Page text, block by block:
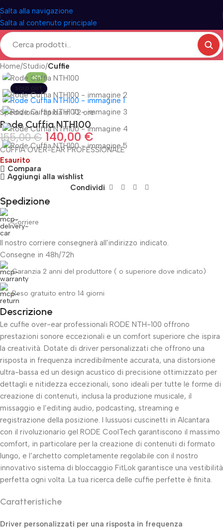
Salta alla navigazione
Salta al contenuto principale
Home Studio Cuffie
-10%
SOLD OUT
Spedizione rapida in 72 ore
Rode Cuffia NTH100
155,00€ 140,00 €
CUFFIA OVER-EAR PROFESSIONALE
Esaurito
Compara
Aggiungi alla wishlist
Condividi
Spedizione
Corriere
Il nostro corriere consegnerà all'indirizzo indicato.
Consegne in 48h/72h
Garanzia 2 anni del produttore ( o superiore dove indicato)
Reso gratuito entro 14 giorni
Unbeatable offers
Black Friday Blowout!
Descrizione
Le cuffie over-ear professionali RODE NTH-100 offrono
prestazioni sonore eccezionali e un comfort superiore che ispira
la creatività. Dotate di driver personalizzati che offrono una
risposta in frequenza incredibilmente accurata, una distorsione
ultra-bassa ed un design acustico di precisione ottimizzato per
dettagli e nitidezza eccezionali, sono ideali per tutte le forme di
creazione di contenuti, inclusa la produzione musicale, il
missaggio e l’editing audio, podcasting, streaming e
registrazione della posizione. I lussuosi cuscinetti in Alcantara
con il rivoluzionario gel RODE CoolTech garantiscono il massimo
comfort, in particolare per la creazione di contenuti di formato
lungo, e l’archetto completamente regolabile con il nostro
innovativo sistema di bloccaggio FitLok garantisce una vestibilità
perfetta ogni volta. La tua ricerca delle cuffie perfette è finita.
Caratteristiche
Driver personalizzati per una risposta in frequenza